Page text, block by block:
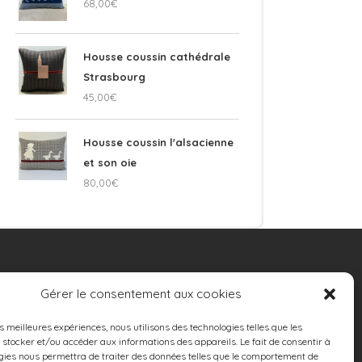
Gérer le consentement aux cookies
meilleures expériences, nous utilisons des technologies telles que les
stocker et/ou accéder aux informations des appareils. Le fait de consentir à
nous permettra de traiter des données telles que le comportement de
68,00€
Housse coussin cathédrale
Strasbourg
45,00€
Housse coussin l'alsacienne
et son oie
80,00€
D’AMEUBLEMENT
et rénovation de sièges